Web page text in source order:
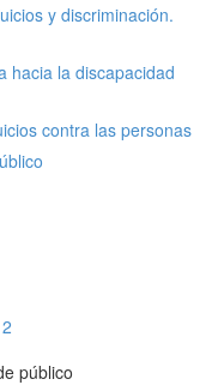
y discriminación.
hacia la discapacidad
contra las personas
público